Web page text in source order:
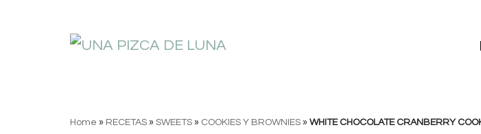
Home » RECETAS » SWEETS » COOKIES Y BROWNIES » WHITE CHOCOLATE CRANBERRY